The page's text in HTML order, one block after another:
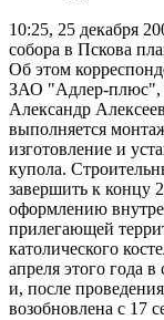
10:25, 25 декабря
собора в Пскова
Об этом
ЗАО "Адлер-плюс",
Александр
выполняется
изготовление и
купола.
завершить к концу
оформлению
прилегающей
католического
апреля этого года
и, после
возобновлена с 17